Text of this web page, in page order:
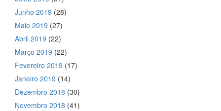
Junho 2019 (28)
Maio 2019 (27)
Abril 2019 (22)
Março 2019 (22)
Fevereiro 2019 (17)
Janeiro 2019 (14)
Dezembro 2018 (30)
Novembro 2018 (41)